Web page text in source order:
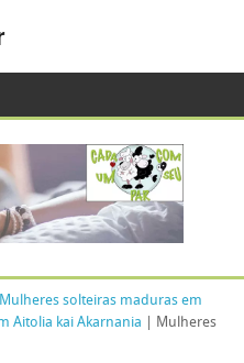
Mulheres solteiras maduras em
Aitolia kai Akarnania | Mulheres